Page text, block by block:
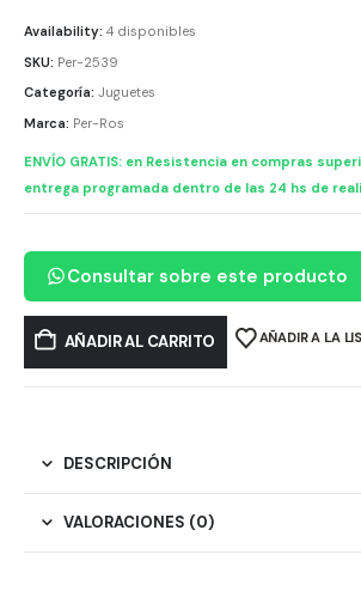
Availability: 4 disponibles
SKU: Per-2539
Categoría: Juguetes
Marca: Per-Ros
ENVÍO GRATIS: en Resistencia en compras
entrega programada dentro de las 24 hs de
Consultar sobre este producto
AÑADIR AL CARRITO AÑADIR A LA
DESCRIPCIÓN
VALORACIONES (0)